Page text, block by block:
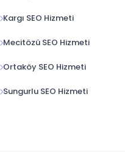
Kargı SEO Hizmeti
Mecitözü SEO Hizmeti
Ortaköy SEO Hizmeti
Sungurlu SEO Hizmeti